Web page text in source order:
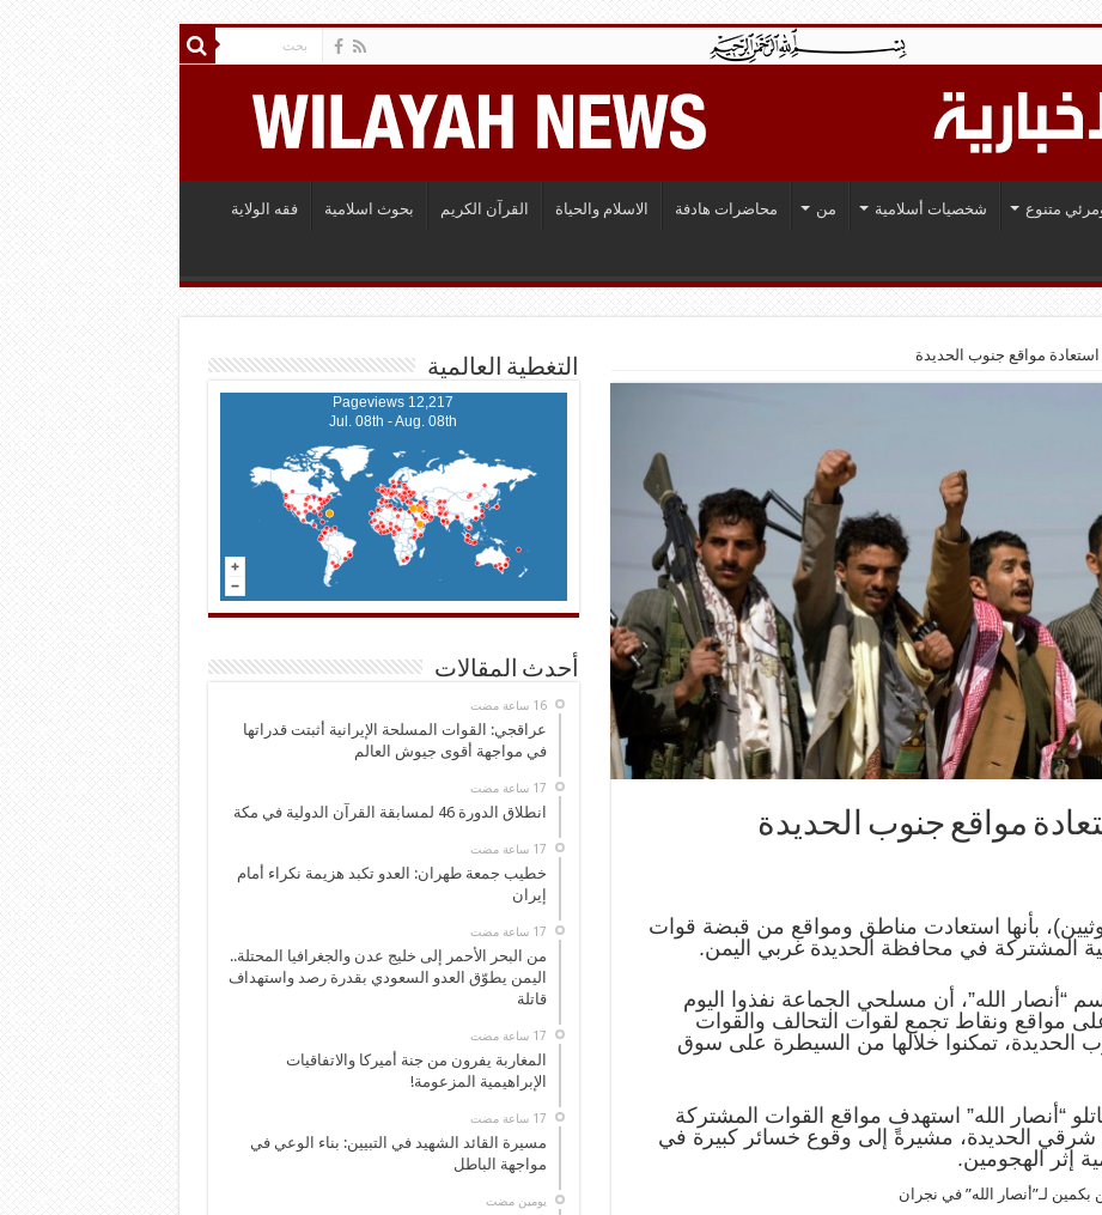
متنوع شخصيات أسلامية من محاضرات هادفة الاسلام والحياة القرآن الكريم بحوث اسلامية فقه الولاية
استعادة مواقع جنوب الحديدة
مواقع جنوب الحديدة
بأنها استعادت مناطق ومواقع من قبضة قوات
المشتركة في محافظة الحديدة غربي اليمن.
“أنصار الله”، أن مسلحي الجماعة نفذوا اليوم
مواقع ونقاط تجمع لقوات التحالف والقوات
الحديدة، تمكنوا خلالها من السيطرة على سوق
“أنصار الله” استهدف مواقع القوات المشتركة
الحديدة، مشيرةً إلى وقوع خسائر كبيرة في
إثر الهجومين.
التغطية العالمية
12,217 Pageviews
Jul. 08th - Aug. 08th
أحدث المقالات
‏16 ساعة مضت
عراقجي: القوات المسلحة الإيرانية أثبتت قدراتها
في مواجهة أقوى جيوش العالم
انطلاق الدورة 46 لمسابقة القرآن الدولية في مكة
خطيب جمعة طهران: العدو تكبد هزيمة نكراء أمام
إيران
من البحر الأحمر إلى خليج عدن والجغرافيا المحتلة..
اليمن يطوّق العدو السعودي بقدرة رصد واستهداف
قاتلة
المغاربة يفرون من جنة أميركا والاتفاقيات
الإبراهيمية المزعومة!
مسيرة القائد الشهيد في التبيين: بناء الوعي في
مواجهة الباطل
‏يومين مضت